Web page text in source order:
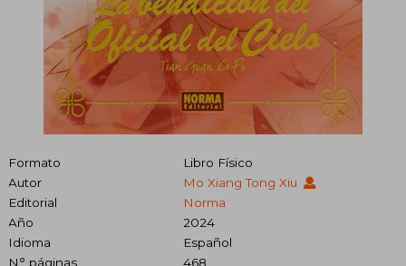
Formato
Libro Físico
Autor
Mo Xiang Tong Xiu
Editorial
Norma
Año
2024
Idioma
Español
N° páginas
468